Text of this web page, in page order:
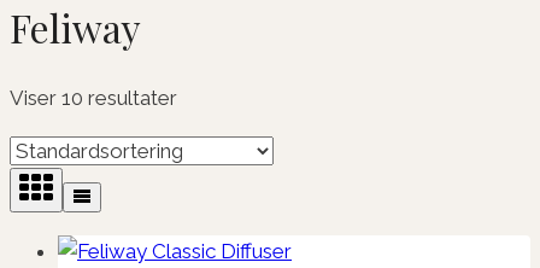
Feliway
Viser 10 resultater